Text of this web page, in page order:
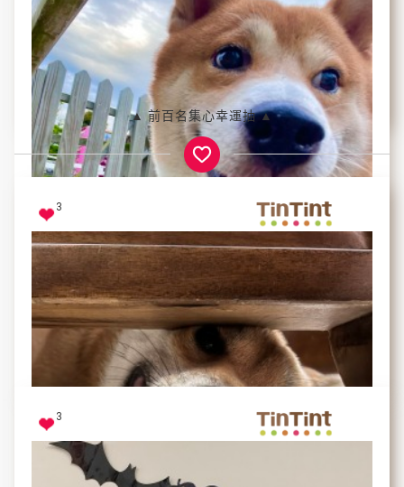
天氣好出門跑跑，好開心呀～～～
樂樂寶
用圓圓的眼睛探索世界～
用大大的笑容溫暖人心☺️
最帥氣的摳摳
▲ 前百名集心幸運抽 ▲
3
3